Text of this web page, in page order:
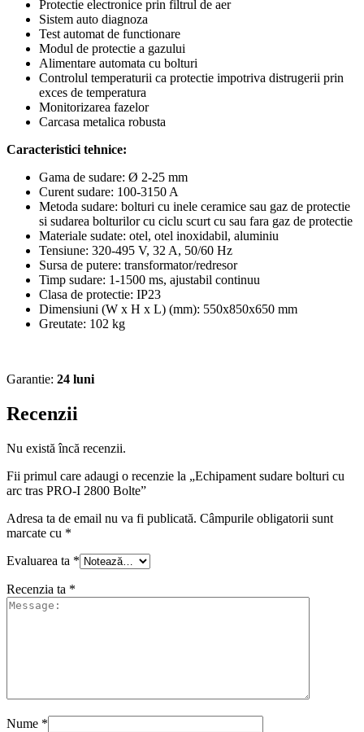
Protectie electronice prin filtrul de aer
Sistem auto diagnoza
Test automat de functionare
Modul de protectie a gazului
Alimentare automata cu bolturi
Controlul temperaturii ca protectie impotriva distrugerii prin
exces de temperatura
Monitorizarea fazelor
Carcasa metalica robusta
Caracteristici tehnice:
Gama de sudare: Ø 2-25 mm
Curent sudare: 100-3150 A
Metoda sudare: bolturi cu inele ceramice sau gaz de protectie
si sudarea bolturilor cu ciclu scurt cu sau fara gaz de protectie
Materiale sudate: otel, otel inoxidabil, aluminiu
Tensiune: 320-495 V, 32 A, 50/60 Hz
Sursa de putere: transformator/redresor
Timp sudare: 1-1500 ms, ajustabil continuu
Clasa de protectie: IP23
Dimensiuni (W x H x L) (mm): 550x850x650 mm
Greutate: 102 kg
Garantie: 24 luni
Recenzii
Nu există încă recenzii.
Fii primul care adaugi o recenzie la „Echipament sudare bolturi cu
arc tras PRO-I 2800 Bolte”
Adresa ta de email nu va fi publicată. Câmpurile obligatorii sunt
marcate cu *
Evaluarea ta *
Recenzia ta *
Nume *